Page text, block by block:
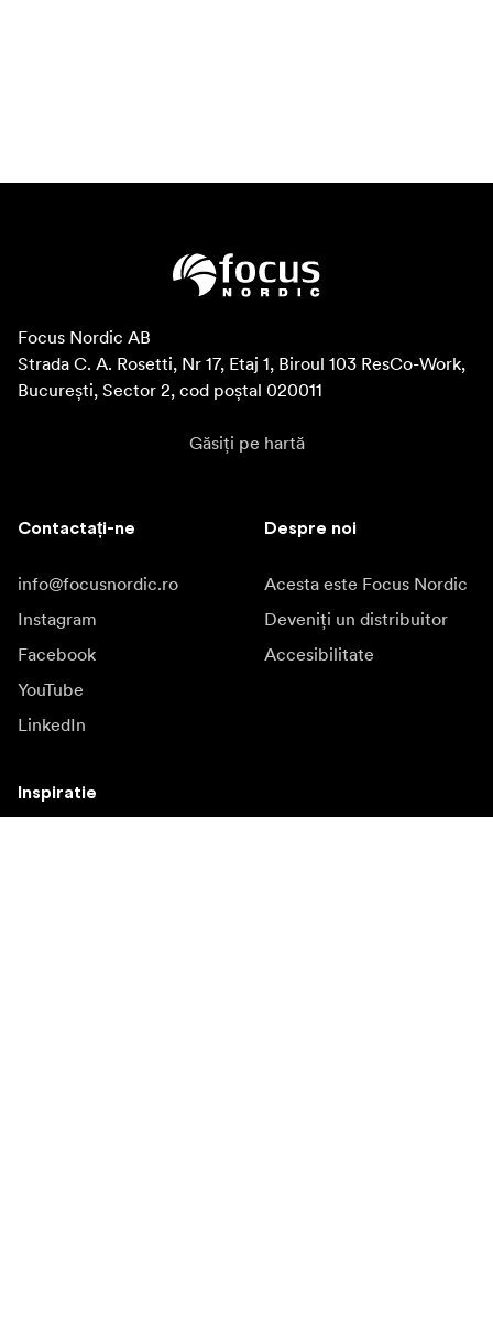
Focus Nordic AB
Strada C. A. Rosetti, Nr 17, Etaj 1, Biroul 103 ResCo-Work,
București, Sector 2, cod poștal 020011
Găsiți pe hartă
Contactați-ne
info@focusnordic.ro
Instagram
Facebook
YouTube
LinkedIn
Despre noi
Acesta este Focus Nordic
Deveniți un distribuitor
Accesibilitate
Inspiratie